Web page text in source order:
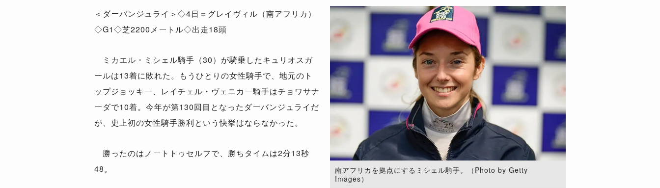
南アフリカを拠点にするミシェル騎手。（Photo by Getty
Images）
＜ダーバンジュライ＞◇4日＝グレイヴィル（南アフリカ）
◇G1◇芝2200メートル◇出走18頭
ミカエル・ミシェル騎手（30）が騎乗したキュリオスガ
ールは13着に敗れた。もうひとりの女性騎手で、地元のト
ップジョッキー、レイチェル・ヴェニカー騎手はチョワサナ
ーダで10着。今年が第130回目となったダーバンジュライだ
が、史上初の女性騎手勝利という快挙はならなかった。
勝ったのはノートトゥセルフで、勝ちタイムは2分13秒
48。